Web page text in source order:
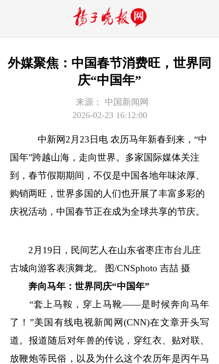
外媒聚焦：中国春节消费旺，世界同
庆“中国年”
来源：
中国新闻网
2026-02-23 16:12:00
中新网2月23日电 农历马年新春到来，“中
国年”跨越山海，走向世界。多家国际媒体关注
到，春节假期期间，不仅是中国各地年味浓厚、
购销两旺，世界多国的人们也开展了丰富多彩的
庆祝活动，中国春节正在成为全球共享的节庆。
2月19日，民间艺人在山东省枣庄市台儿庄
古城向游客表演舞龙。 图/CNSphoto 吉喆 摄
奔向马年：世界同庆“中国年”
“套上马鞍，穿上马靴——是时候奔向马年
了！”美国有线电视新闻网(CNN)在文章开头写
道。报道随后对年兽的传说，穿红衣、贴对联、
放鞭炮等民俗，以及为什么这个农历年是丙午马